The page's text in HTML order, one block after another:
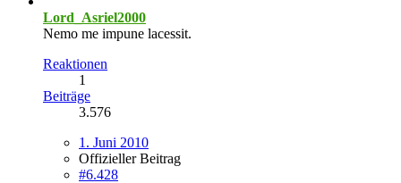
Lord_Asriel2000
Nemo me impune lacessit.
Reaktionen
1
Beiträge
3.576
1. Juni 2010
Offizieller Beitrag
#6.428